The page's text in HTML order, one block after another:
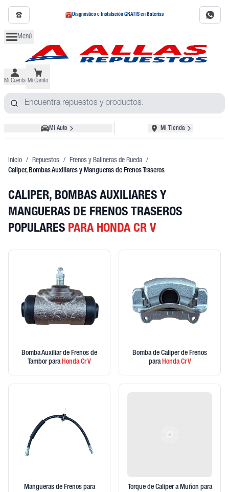
Diagnóstico e Instalación GRATIS en Baterías
Menú
Mi Cuenta Mi Carrito
Mi Auto Mi Tienda
Inicio / Repuestos / Frenos y Balineras de Rueda /
Caliper, Bombas Auxiliares y Mangueras de Frenos Traseros
CALIPER, BOMBAS AUXILIARES Y
MANGUERAS DE FRENOS TRASEROS
POPULARES PARA HONDA CR V
Bomba Auxiliar de Frenos de
Tambor paraHondaCr V
Bomba de Caliper de Frenos
paraHondaCr V
Mangueras de Frenos para
Torque de Caliper a Muñon para